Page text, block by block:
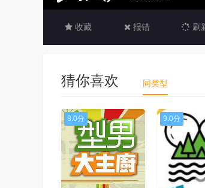
收藏 报错 刷
猜你喜欢 同类型
8.0分 9.0分